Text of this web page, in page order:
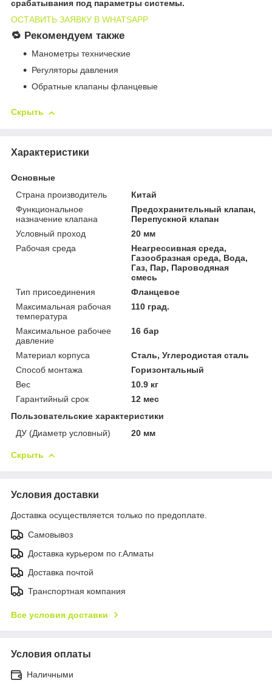
срабатывания под параметры системы.
ОСТАВИТЬ ЗАЯВКУ В WHATSAPP
🔁 Рекомендуем также
Манометры технические
Регуляторы давления
Обратные клапаны фланцевые
Скрыть
Характеристики
Основные
Страна производитель
Китай
Функциональное
назначение клапана
Предохранительный клапан,
Перепускной клапан
Условный проход
20 мм
Рабочая среда
Неагрессивная среда,
Газообразная среда, Вода,
Газ, Пар, Пароводяная
смесь
Тип присоединения
Фланцевое
Максимальная рабочая
температура
110 град.
Максимальное рабочее
давление
16 бар
Материал корпуса
Сталь, Углеродистая сталь
Способ монтажа
Горизонтальный
Вес
10.9 кг
Гарантийный срок
12 мес
Пользовательские характеристики
ДУ (Диаметр условный)
20 мм
Скрыть
Условия доставки
Доставка осуществляется только по предоплате.
Самовывоз
Доставка курьером по г.Алматы
Доставка почтой
Транспортная компания
Все условия доставки
Условия оплаты
Наличными